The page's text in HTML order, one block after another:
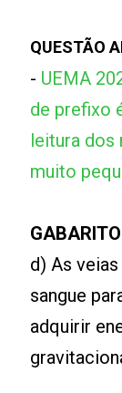
QUESTÃO
- UEMA
de prefixo
leitura dos
muito
d) As
sangue
adquirir